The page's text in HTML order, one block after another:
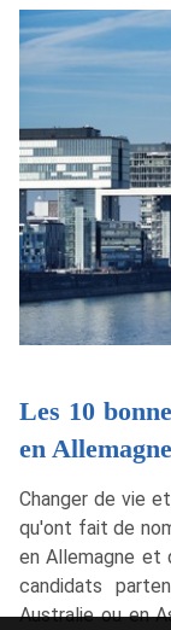
Les 10
en Allemagne
Changer de vie
qu'ont fait de
en Allemagne et
candidats
Australie ou en